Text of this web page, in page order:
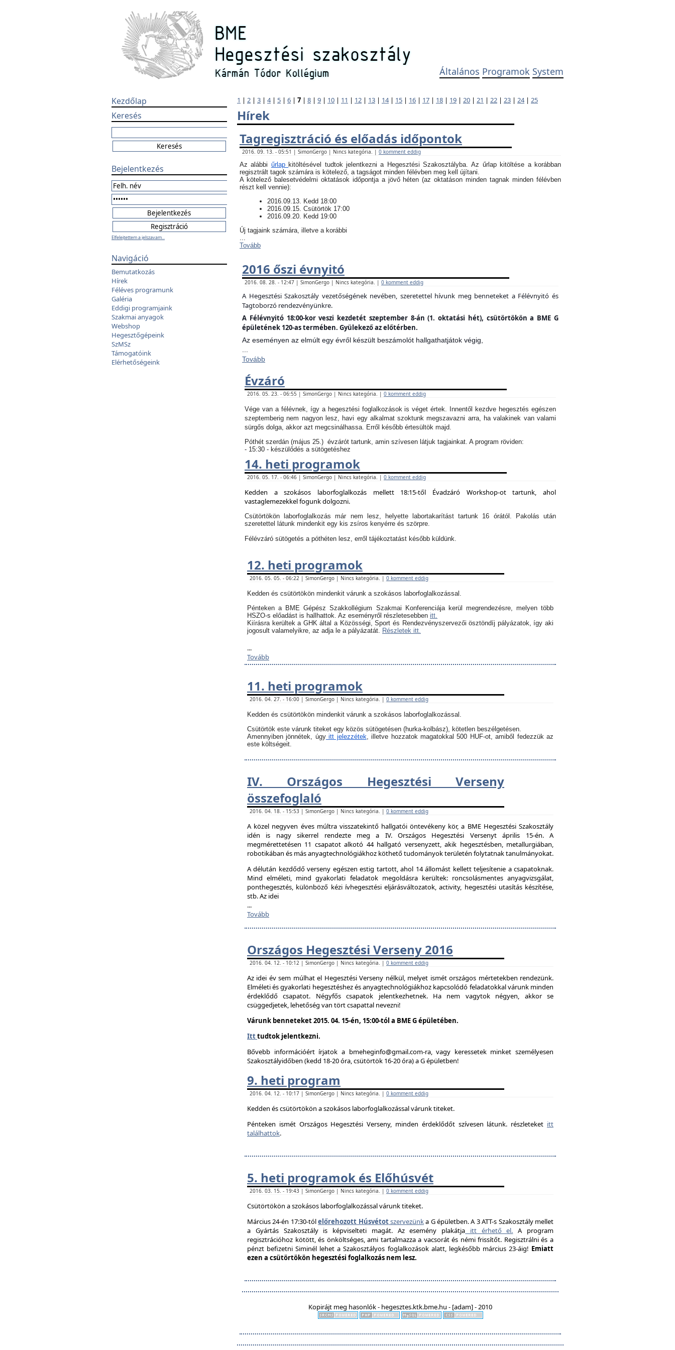
Általános Programok System
Kezdőlap
Keresés
Bejelentkezés
Elfelejtettem a jelszavam...
Navigáció
Bemutatkozás
Hírek
Féléves programunk
Galéria
Eddigi programjaink
Szakmai anyagok
Webshop
Hegesztőgépeink
SzMSz
Támogatóink
Elérhetőségeink
1 | 2 | 3 | 4| 5 | 6 | 7 | 8 | 9 | 10 | 11 | 12 | 13 | 14| 15 | 16 | 17 | 18 | 19 | 20 | 21 | 22 | 23 | 24| 25
Hírek
Tagregisztráció és előadás időpontok
2016. 09. 13. - 05:51 | SimonGergo | Nincs kategória. | 0 komment eddig
Az alábbi űrlap kitöltésével tudtok jelentkezni a Hegesztési Szakosztályba. Az űrlap kitöltése a korábban
regisztrált tagok számára is kötelező, a tagságot minden félévben meg kell újítani.
​A kötelező balesetvédelmi oktatások időpontja a jövő héten (az oktatáson minden tagnak minden félévben
részt kell vennie):
​2016.09.13. Kedd 18:00
2016.09.15. Csütörtök 17:00
2016.09.20. Kedd 19:00
Új tagjaink számára, illetve a korábbi
...
Tovább
2016 őszi évnyitó
2016. 08. 28. - 12:47 | SimonGergo | Nincs kategória. | 0 komment eddig
A Hegesztési Szakosztály vezetőségének nevében, szeretettel hívunk meg benneteket a Félévnyitó és
Tagtoborzó rendezvényünkre.
A Félévnyitó 18:00-kor veszi kezdetét szeptember 8-án (1. oktatási hét), csütörtökön a BME G
épületének 120-as termében. Gyülekező az előtérben.
Az eseményen az elmúlt egy évről készült beszámolót hallgathatjátok végig,
Tovább
Évzáró
2016. 05. 23. - 06:55 | SimonGergo | Nincs kategória. | 0 komment eddig
Vége van a félévnek, így a hegesztési foglalkozások is véget értek. Innentől kezdve hegesztés egészen
szeptemberig nem nagyon lesz, havi egy alkalmat szoktunk megszavazni arra, ha valakinek van valami
sürgős dolga, akkor azt megcsinálhassa. Erről később értesültök majd.
Póthét szerdán (május 25.) évzárót tartunk, amin szívesen látjuk tagjainkat. A program röviden:
- 15:30 - készülődés a sütögetéshez
14. heti programok
2016. 05. 17. - 06:46 | SimonGergo | Nincs kategória. | 0 komment eddig
Kedden a szokásos laborfoglalkozás mellett 18:15-től Évadzáró Workshop-ot tartunk, ahol
vastaglemezekkel fogunk dolgozni.
Csütörtökön laborfoglalkozás már nem lesz, helyette labortakarítást tartunk 16 órától. Pakolás után
szeretettel látunk mindenkit egy kis zsíros kenyérre és szörpre.
Félévzáró sütögetés a póthéten lesz, erről tájékoztatást később küldünk.
12. heti programok
2016. 05. 05. - 06:22 | SimonGergo | Nincs kategória. | 0 komment eddig
Kedden és csütörtökön mindenkit várunk a szokásos laborfoglalkozással.
Pénteken a BME Gépész Szakkollégium Szakmai Konferenciája kerül megrendezésre, melyen több
HSZO-s előadást is hallhattok. Az eseményről részletesebben itt.
Kiírásra kerültek a GHK által a Közösségi, Sport és Rendezvényszervezői ösztöndíj pályázatok, így aki
jogosult valamelyikre, az adja le a pályázatát. Részletek itt.
...
Tovább
11. heti programok
2016. 04. 27. - 16:00 | SimonGergo | Nincs kategória. | 0 komment eddig
Kedden és csütörtökön mindenkit várunk a szokásos laborfoglalkozással.
Csütörtök este várunk titeket egy közös sütögetésen (hurka-kolbász), kötetlen beszélgetésen.
Amennyiben jönnétek, úgyitt jelezzétek, illetve hozzatok magatokkal 500 HUF-ot, amiből fedezzük az
este költségeit.
IV. Országos Hegesztési Verseny
összefoglaló
2016. 04. 18. - 15:53 | SimonGergo | Nincs kategória. | 0 komment eddig
A közel negyven éves múltra visszatekintő hallgatói öntevékeny kör, a BME Hegesztési Szakosztály
idén is nagy sikerrel rendezte meg a IV. Országos Hegesztési Versenyt április 15-én. A
megmérettetésen 11 csapatot alkotó 44 hallgató versenyzett, akik hegesztésben, metallurgiában,
robotikában és más anyagtechnológiákhoz köthető tudományok területén folytatnak tanulmányokat.
A délután kezdődő verseny egészen estig tartott, ahol 14 állomást kellett teljesítenie a csapatoknak.
Mind elméleti, mind gyakorlati feladatok megoldásra kerültek: roncsolásmentes anyagvizsgálat,
ponthegesztés, különböző kézi ívhegesztési eljárásváltozatok, activity, hegesztési utasítás készítése,
stb. Az idei
...
Tovább
Országos Hegesztési Verseny 2016
2016. 04. 12. - 10:12 | SimonGergo | Nincs kategória. | 0 komment eddig
Az idei év sem múlhat el Hegesztési Verseny nélkül, melyet ismét országos mértetekben rendezünk.
Elméleti és gyakorlati hegesztéshez és anyagtechnológiákhoz kapcsolódó feladatokkal várunk minden
érdeklődő csapatot. Négyfős csapatok jelentkezhetnek. Ha nem vagytok négyen, akkor se
csüggedjetek, lehetőség van tört csapattal nevezni!
Várunk benneteket 2015. 04. 15-én, 15:00-tól a BME G épületében.
Itttudtok jelentkezni.
Bővebb információért írjatok a bmeheginfo@gmail.com-ra, vagy keressetek minket személyesen
Szakosztályidőben (kedd 18-20 óra, csütörtök 16-20 óra) a G épületben!
9. heti program
2016. 04. 12. - 10:17 | SimonGergo | Nincs kategória. | 0 komment eddig
Kedden és csütörtökön a szokásos laborfoglalkozással várunk titeket.
Pénteken ismét Országos Hegesztési Verseny, minden érdeklődőt szívesen látunk. részleteket itt
találhattok.
5. heti programok és Előhúsvét
2016. 03. 15. - 19:43 | SimonGergo | Nincs kategória. | 0 komment eddig
Csütörtökön a szokásos laborfoglalkozással várunk titeket.
Március 24-én 17:30-tólelőrehozott Húsvétotszervezünka G épületben. A 3 ATT-s Szakosztály mellet
a Gyártás Szakosztály is képviselteti magát. Az esemény plakátja itt érhető el. A program
regisztrációhoz kötött, és önköltséges, ami tartalmazza a vacsorát és némi frissítőt. Regisztrálni és a
pénzt befizetni Siminél lehet a Szakosztályos foglalkozások alatt, legkésőbb március 23-áig! Emiatt
ezen a csütörtökön hegesztési foglalkozás nem lesz.
Kopirájt meg hasonlók - hegesztes.ktk.bme.hu - [adam] - 2010